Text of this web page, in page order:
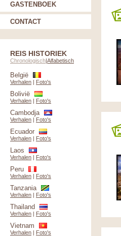
GASTENBOEK
CONTACT
REIS HISTORIEK
Chronologisch|Alfabetisch
België
Verhalen | Foto's
Bolivië
Verhalen | Foto's
Cambodja
Verhalen | Foto's
Ecuador
Verhalen | Foto's
Laos
Verhalen | Foto's
Peru
Verhalen | Foto's
Tanzania
Verhalen | Foto's
Thailand
Verhalen | Foto's
Vietnam
Verhalen | Foto's